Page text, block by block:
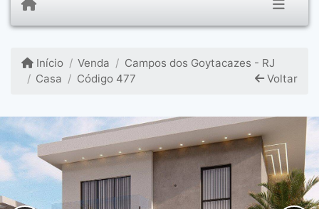
Início Venda
Campos dos Goytacazes - RJ
Casa
Código 477 Voltar